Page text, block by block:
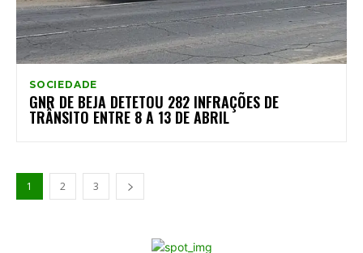
SOCIEDADE
GNR DE BEJA DETETOU 282 INFRAÇÕES DE
TRÂNSITO ENTRE 8 A 13 DE ABRIL
1 2 3